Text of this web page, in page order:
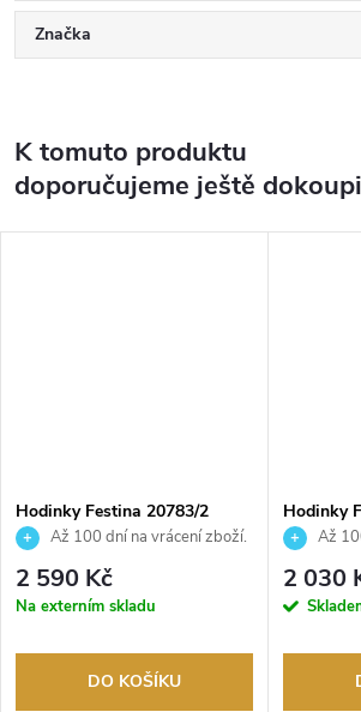
Značka
K tomuto produktu
doporučujeme ještě
Hodinky Festina 20783/2
Až 100 dní na vrácení zboží.
Autorizovaný prodejce.
2 590 Kč
Na externím skladu
DO KOŠÍKU
Hodinky
Až
2 030